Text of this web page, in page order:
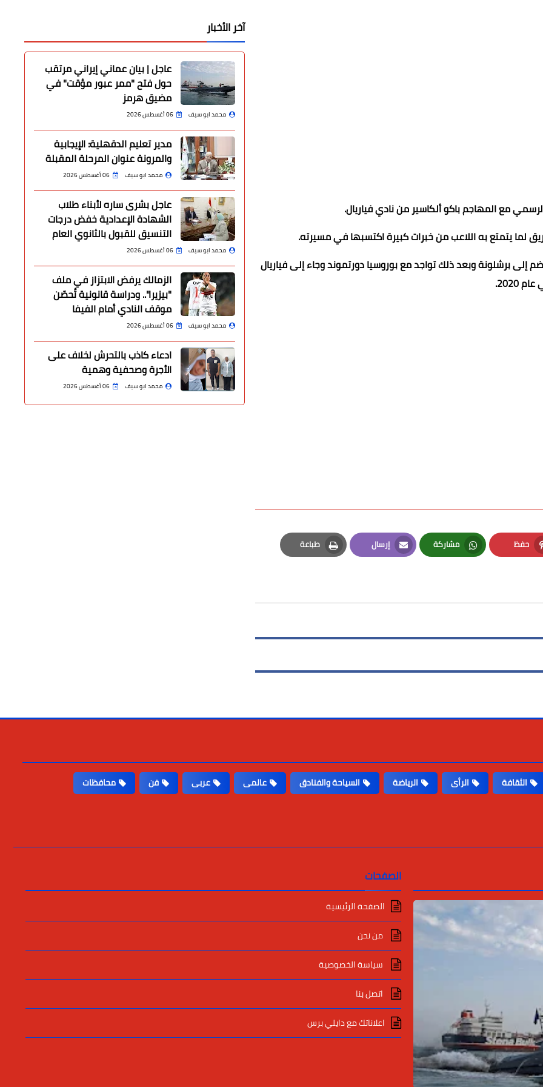
مع المهاجم باكو ألكاسير من نادي فياريال.
لما يتمتع به اللاعب من خبرات كبيرة اكتسبها في مسيرته.
لعب مع خيتافي ثم انضم إلى برشلونة وبعد ذلك تواجد مع بوروسيا دورتموند وجاء إلى فياريال
2020.
حفظ
Pinterest
مشاركة
Whatsapp
إرسال
Email
طباعة
Print
آخر الأخبار
عاجل | بيان عماني إيراني مرتقب
حول فتح "ممر عبور مؤقت" في
مضيق هرمز
محمد ابو سيف 06 أغسطس 2026
مدير تعليم الدقهلية: الإيجابية
والمرونة عنوان المرحلة المقبلة
محمد ابو سيف 06 أغسطس 2026
عاجل بشرى ساره لأبناء طلاب
الشهادة الإعدادية خفض درجات
التنسيق للقبول بالثانوي العام
محمد ابو سيف 06 أغسطس 2026
الزمالك يرفض الابتزاز في ملف
"بيزيرا".. ودراسة قانونية تُحصّن
موقف النادي أمام الفيفا
محمد ابو سيف 06 أغسطس 2026
ادعاء كاذب بالتحرش لخلاف على
الأجرة وصحفية وهمية
محمد ابو سيف 06 أغسطس 2026
الثقافة الرأى الرياضة السياحة والفنادق عالمى عربى فن محافظات
الصفحات
الصفحة الرئيسية
من نحن
سياسة الخصوصية
اتصل بنا
اعلاناتك مع دايلي برس